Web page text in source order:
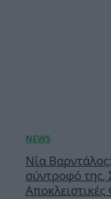
Νία
σύντροφό της,